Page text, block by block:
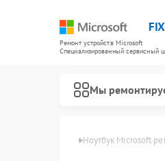
Ремонт устройств Microsoft
Специализированный cервисный
Мы
Ноутбук Microsoft